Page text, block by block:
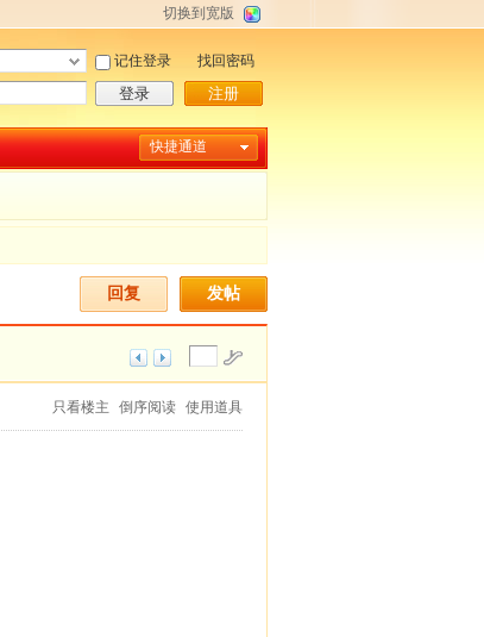
切换到宽版
记住登录
登录
找回密码
注册
快捷通道
发帖
回复
只看楼主 倒序阅读 使用道具